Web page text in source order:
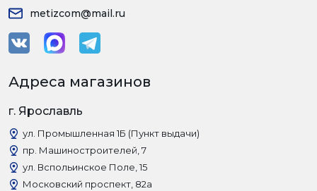
metizcom@mail.ru
Адреса магазинов
г. Ярославль
ул. Промышленная 1Б (Пункт выдачи)
пр. Машиностроителей, 7
ул. Вспольинское Поле, 15
Московский проспект, 82а